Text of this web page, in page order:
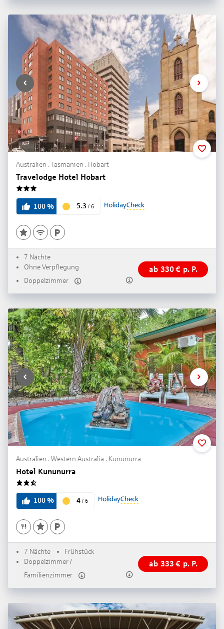
Australien . Tasmanien . Hobart
Travelodge Hotel Hobart
3
100% 5.3 / 6
7 Nächte
Ohne Verpflegung
Doppelzimmer
ab 330€ p. P.
Australien . Western Australia . Kununurra
Hotel Kununurra
100% 4 / 6
7 Nächte
Frühstück
Doppelzimmer /
Familienzimmer
ab 333 € p. P.